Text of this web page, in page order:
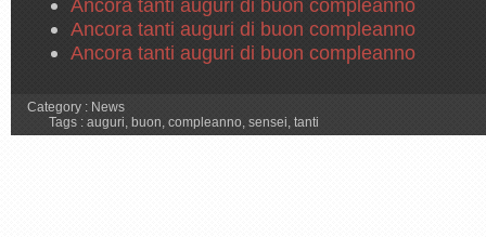
Ancora tanti auguri di buon compleanno
Ancora tanti auguri di buon compleanno
Category : News
Tags : auguri buon compleanno sensei tanti